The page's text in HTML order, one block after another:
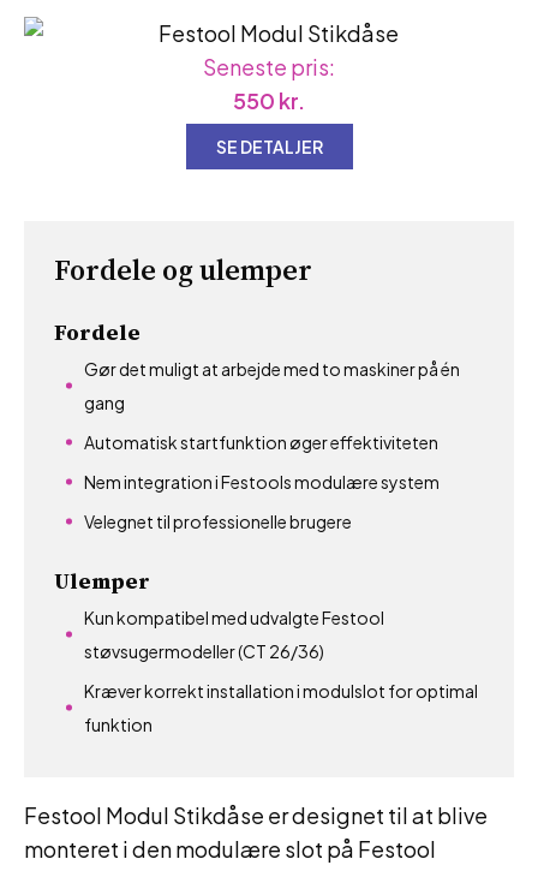
Festool Modul Stikdåse er designet til at blive
monteret i den modulære slot på Festool
Fordele og ulemper
Fordele
Gør det muligt at arbejde med to maskiner på én
gang
Automatisk startfunktion øger effektiviteten
Nem integration i Festools modulære system
Velegnet til professionelle brugere
Ulemper
Kun kompatibel med udvalgte Festool
støvsugermodeller (CT 26/36)
Kræver korrekt installation i modulslot for optimal
funktion
Seneste pris:
550 kr.
SE DETALJER